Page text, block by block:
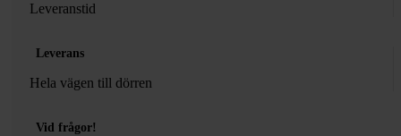
Leveranstid
Leverans
Hela vägen till dörren
Vid frågor!